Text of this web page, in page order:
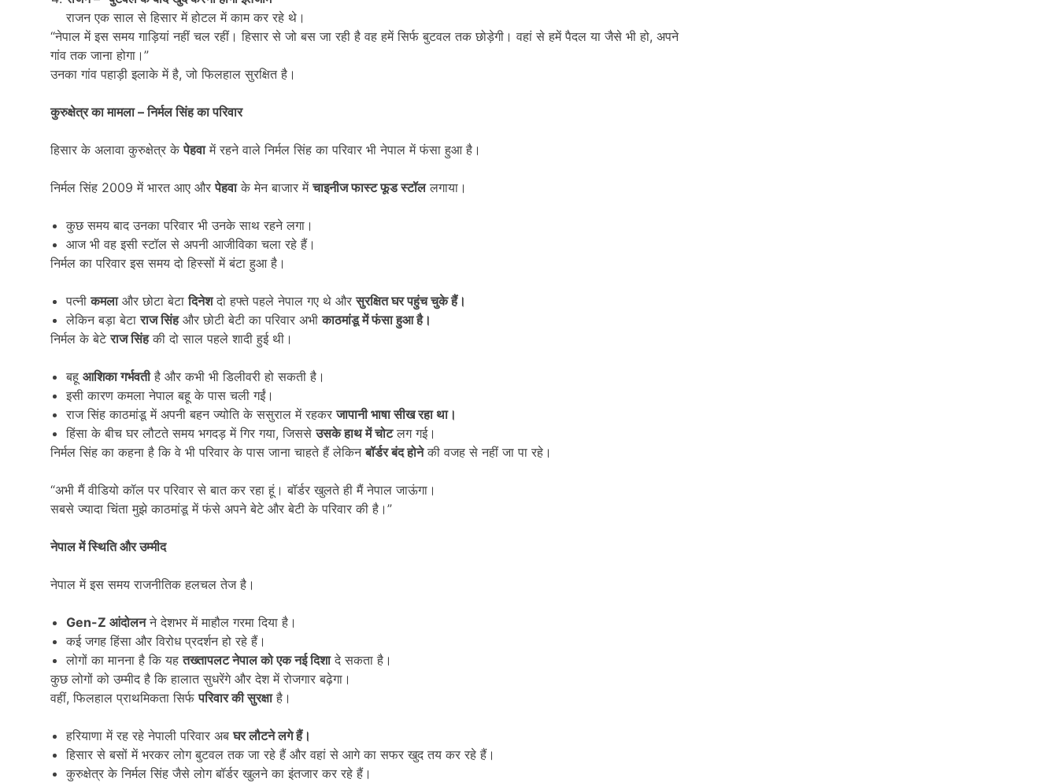
राजन एक साल से हिसार में होटल में काम कर रहे थे।
“नेपाल में इस समय गाड़ियां नहीं चल रहीं। हिसार से जो बस जा रही है वह हमें सिर्फ बुटवल तक छोड़ेगी। वहां से हमें पैदल या जैसे भी हो, अपने
गांव तक जाना होगा।”
उनका गांव पहाड़ी इलाके में है, जो फिलहाल सुरक्षित है।
कुरुक्षेत्र का मामला–निर्मल सिंह का परिवार
हिसार के अलावा कुरुक्षेत्र केपेहवामें रहने वाले निर्मल सिंह का परिवार भी नेपाल में फंसा हुआ है।
निर्मल सिंह 2009 में भारत आए औरपेहवाके मेन बाजार मेंचाइनीज फास्ट फूड स्टॉललगाया।
कुछ समय बाद उनका परिवार भी उनके साथ रहने लगा।
आज भी वह इसी स्टॉल से अपनी आजीविका चला रहे हैं।
निर्मल का परिवार इस समय दो हिस्सों में बंटा हुआ है।
पत्नीकमलाऔर छोटा बेटादिनेशदो हफ्ते पहले नेपाल गए थे औरसुरक्षित घर पहुंच चुके हैं।
लेकिन बड़ा बेटाराज सिंहऔर छोटी बेटी का परिवार अभीकाठमांडू में फंसा हुआ है।
निर्मल के बेटेराज सिंहकी दो साल पहले शादी हुई थी।
बहू आशिका गर्भवतीहै और कभी भी डिलीवरी हो सकती है।
इसी कारण कमला नेपाल बहू के पास चली गईं।
राज सिंह काठमांडू में अपनी बहन ज्योति के ससुराल में रहकरजापानी भाषा सीख रहा था।
हिंसा के बीच घर लौटते समय भगदड़ में गिर गया, जिससेउसके हाथ में चोटलग गई।
निर्मल सिंह का कहना है कि वे भी परिवार के पास जाना चाहते हैं लेकिनबॉर्डर बंद होनेकी वजह से नहीं जा पा रहे।
“अभी मैं वीडियो कॉल पर परिवार से बात कर रहा हूं। बॉर्डर खुलते ही मैं नेपाल जाऊंगा।
सबसे ज्यादा चिंता मुझे काठमांडू में फंसे अपने बेटे और बेटी के परिवार की है।”
नेपाल में स्थिति और उम्मीद
नेपाल में इस समय राजनीतिक हलचल तेज है।
Gen-Z आंदोलनने देशभर में माहौल गरमा दिया है।
कई जगह हिंसा और विरोध प्रदर्शन हो रहे हैं।
लोगों का मानना है कि यहतख्तापलट नेपाल को एक नई दिशादे सकता है।
कुछ लोगों को उम्मीद है कि हालात सुधरेंगे और देश में रोजगार बढ़ेगा।
वहीं, फिलहाल प्राथमिकता सिर्फपरिवार की सुरक्षाहै।
हरियाणा में रह रहे नेपाली परिवार अबघर लौटने लगे हैं।
हिसार से बसों में भरकर लोग बुटवल तक जा रहे हैं और वहां से आगे का सफर खुद तय कर रहे हैं।
कुरुक्षेत्र के निर्मल सिंह जैसे लोग बॉर्डर खुलने का इंतजार कर रहे हैं।